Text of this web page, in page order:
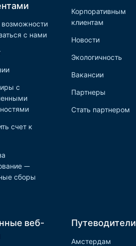
возможности
с нами
с
счет к
—
сборы
Корпоративным
клиентам
Новости
Экологичность
Вакансии
Партнеры
Стать партнером
веб-
Путеводители
Амстердам